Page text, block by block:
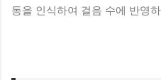
동을 인식하여 걸음 수에 반영